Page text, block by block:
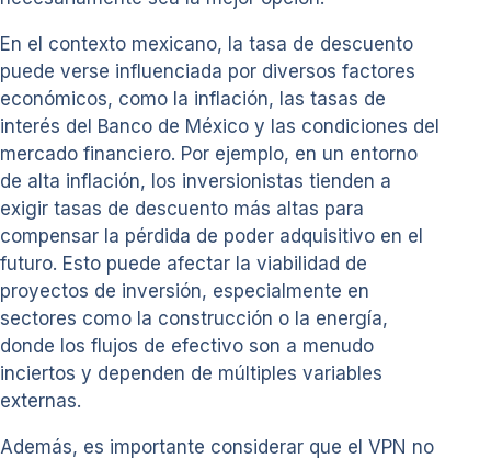
En el contexto mexicano, la tasa de descuento
puede verse influenciada por diversos factores
económicos, como la inflación, las tasas de
interés del Banco de México y las condiciones del
mercado financiero. Por ejemplo, en un entorno
de alta inflación, los inversionistas tienden a
exigir tasas de descuento más altas para
compensar la pérdida de poder adquisitivo en el
futuro. Esto puede afectar la viabilidad de
proyectos de inversión, especialmente en
sectores como la construcción o la energía,
donde los flujos de efectivo son a menudo
inciertos y dependen de múltiples variables
externas.
Además, es importante considerar que el VPN no